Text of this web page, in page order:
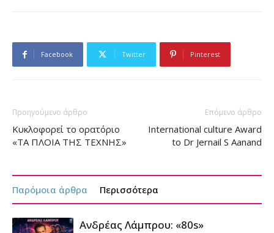
Facebook Twitter Pinterest
Προηγούμενο άρθρο
Κυκλοφορεί το ορατόριο
«ΤΑ ΠΛΟΙΑ ΤΗΣ ΤΕΧΝΗΣ»
Επόμενο άρθρο
International culture Award
to Dr Jernail S Aanand
Παρόμοια άρθρα Περισσότερα
Ανδρέας Λάμπρου: «80s»